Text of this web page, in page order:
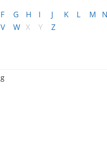
F G H I J K L M N
V W X Y Z